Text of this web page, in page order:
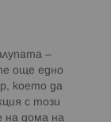
–
още едно
което да
с този
на дома на